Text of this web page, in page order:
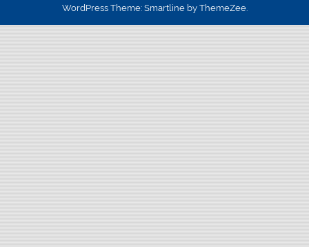
WordPress Theme: Smartline by ThemeZee.